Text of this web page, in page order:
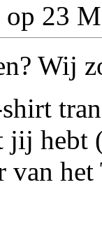
op 23
Wij
jij hebt
van